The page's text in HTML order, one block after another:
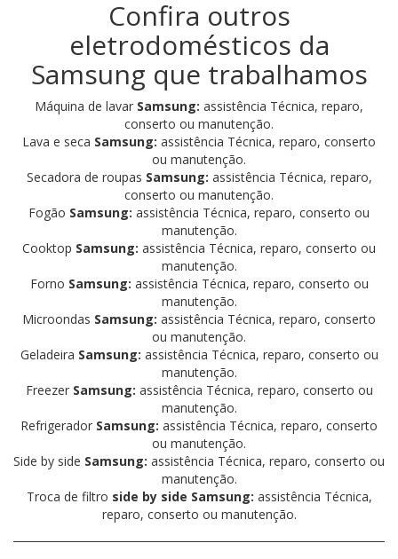
Confira outros
eletrodomésticos da
Samsung que trabalhamos
Máquina de lavar Samsung: assistência Técnica, reparo,
conserto ou manutenção.
Lava e seca Samsung: assistência Técnica, reparo, conserto
ou manutenção.
Secadora de roupas Samsung: assistência Técnica, reparo,
conserto ou manutenção.
Fogão Samsung: assistência Técnica, reparo, conserto ou
manutenção.
Cooktop Samsung: assistência Técnica, reparo, conserto ou
manutenção.
Forno Samsung: assistência Técnica, reparo, conserto ou
manutenção.
Microondas Samsung: assistência Técnica, reparo, conserto
ou manutenção.
Geladeira Samsung: assistência Técnica, reparo, conserto ou
manutenção.
Freezer Samsung: assistência Técnica, reparo, conserto ou
manutenção.
Refrigerador Samsung: assistência Técnica, reparo, conserto
ou manutenção.
Side by side Samsung: assistência Técnica, reparo, conserto ou
manutenção.
Troca de filtro side by side Samsung: assistência Técnica,
reparo, conserto ou manutenção.